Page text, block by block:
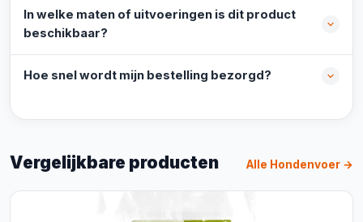
In welke maten of uitvoeringen is dit product
beschikbaar?
Hoe snel wordt mijn bestelling bezorgd?
Vergelijkbare producten Alle Hondenvoer →